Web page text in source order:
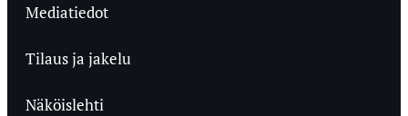
Mediatiedot
Tilaus ja jakelu
Näköislehti